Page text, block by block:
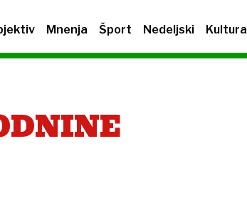
Mnenja Šport Nedeljski Kultura